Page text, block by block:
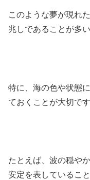
このような夢が現れ
兆しであることが多い
特に、海の色や状態
ておくことが大切です
たとえば、波の穏や
安定を表しているこ